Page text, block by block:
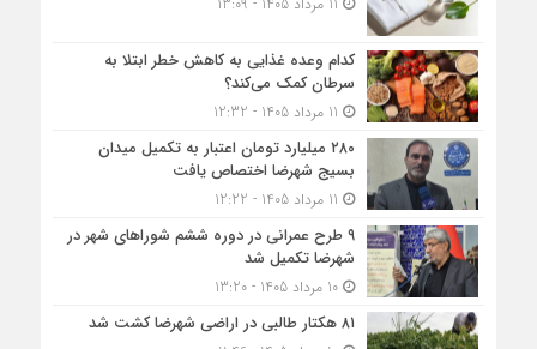
کدام وعده غذایی به کاهش خطر ابتلا به
سرطان کمک می‌کند؟
۲۸۰ میلیارد تومان اعتبار به تکمیل میدان
بسیج شهرضا اختصاص یافت
۹ طرح عمرانی در دوره ششم شوراهای شهر در
شهرضا تکمیل شد
10 مرداد 1405 - 13:20
۸۱ هکتار طالبی در اراضی شهرضا کشت شد